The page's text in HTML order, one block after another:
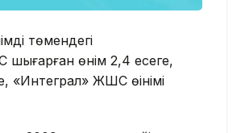
төмендегі
өнім 2,4 есеге,
«Интеграл» ЖШС өінімі